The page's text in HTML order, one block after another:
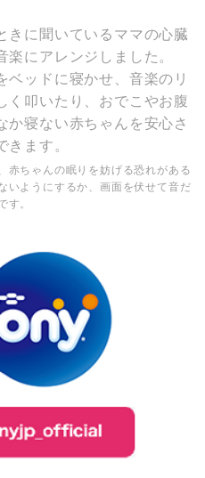
きに聞いているママの心臓
にアレンジしました。
ッドに寝かせ、音楽のリ
く叩いたり、おでこやお腹
か寝ない赤ちゃんを安心さ
ます。
ちゃんの眠りを妨げる恐れがある
いようにするか、画面を伏せて音だ
。